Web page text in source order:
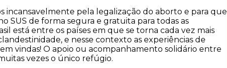
incansavelmente pela legalização do aborto e para que
SUS de forma segura e gratuita para todas as
está entre os países em que se torna cada vez mais
e nesse contexto as experiências de
vindas! O apoio ou acompanhamento solidário entre
vezes o único refúgio.